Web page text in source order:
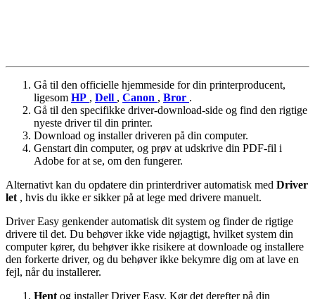
Gå til den officielle hjemmeside for din printerproducent,
ligesom HP , Dell , Canon , Bror .
Gå til den specifikke driver-download-side og find den rigtige
nyeste driver til din printer.
Download og installer driveren på din computer.
Genstart din computer, og prøv at udskrive din PDF-fil i
Adobe for at se, om den fungerer.
Alternativt kan du opdatere din printerdriver automatisk med Driver
let , hvis du ikke er sikker på at lege med drivere manuelt.
Driver Easy genkender automatisk dit system og finder de rigtige
drivere til det. Du behøver ikke vide nøjagtigt, hvilket system din
computer kører, du behøver ikke risikere at downloade og installere
den forkerte driver, og du behøver ikke bekymre dig om at lave en
fejl, når du installerer.
Hent og installer Driver Easy. Kør det derefter på din